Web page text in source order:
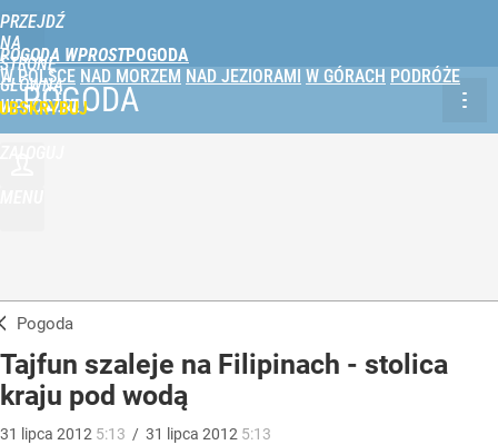
PRZEJDŹ
NA
STRONĘ
GŁÓWNĄ
WPROST.PL
POGODA WPROST
W POLSCE NAD MORZEM NAD JEZIORAMI W GÓRACH PODRÓŻE
POGODA
Pogoda
Tajfun szaleje na Filipinach - stolica
kraju pod wodą
31 lipca 2012 5:13 / 31 lipca 2012 5:13